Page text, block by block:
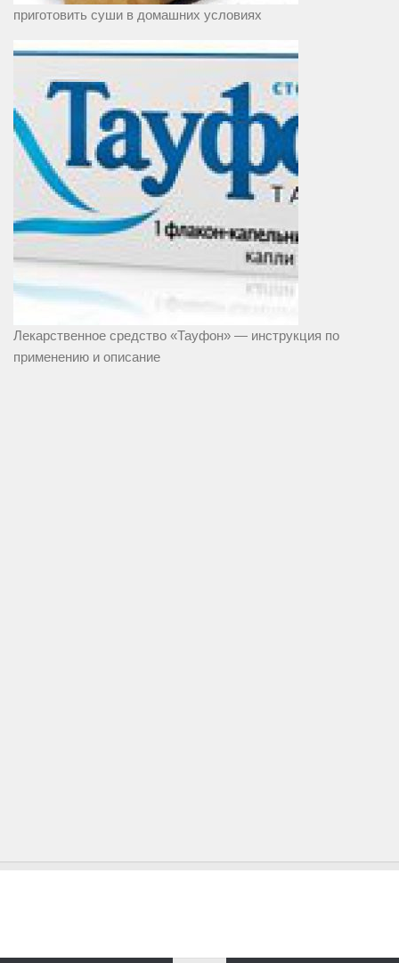
приготовить суши в домашних условиях
Лекарственное средство «Тауфон» — инструкция по
применению и описание